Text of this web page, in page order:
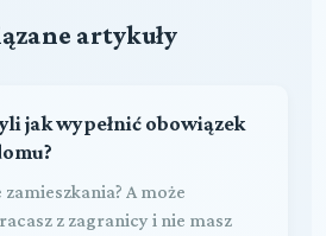
artykuły
jak wypełnić obowiązek
A może
z zagranicy i nie masz